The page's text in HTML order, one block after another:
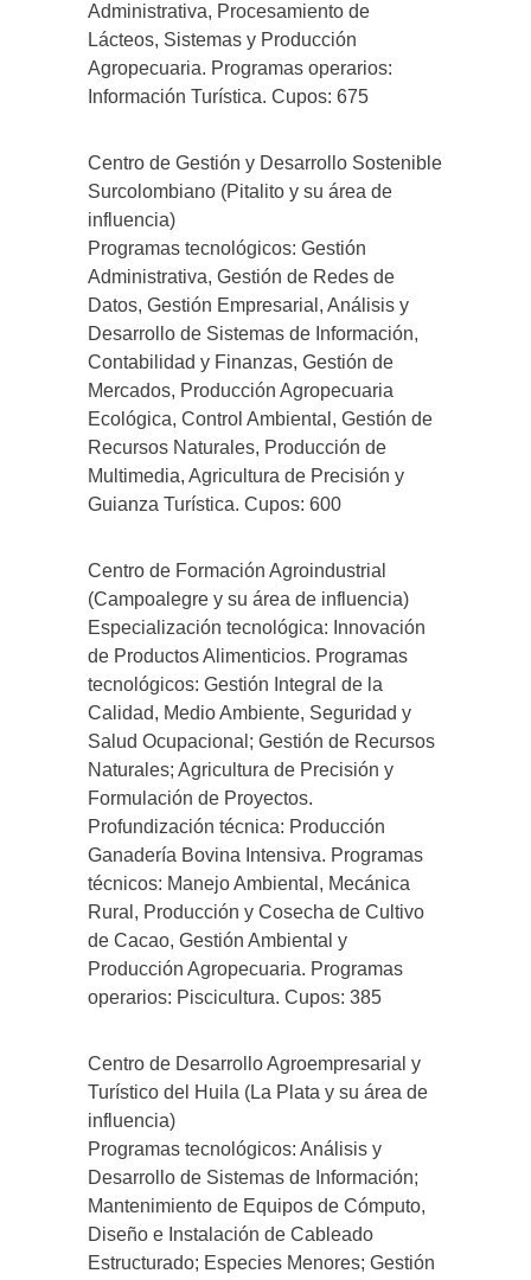
Administrativa, Procesamiento de
Lácteos, Sistemas y Producción
Agropecuaria. Programas operarios:
Información Turística. Cupos: 675
Centro de Gestión y Desarrollo Sostenible
Surcolombiano (Pitalito y su área de
influencia)
Programas tecnológicos: Gestión
Administrativa, Gestión de Redes de
Datos, Gestión Empresarial, Análisis y
Desarrollo de Sistemas de Información,
Contabilidad y Finanzas, Gestión de
Mercados, Producción Agropecuaria
Ecológica, Control Ambiental, Gestión de
Recursos Naturales, Producción de
Multimedia, Agricultura de Precisión y
Guianza Turística. Cupos: 600
Centro de Formación Agroindustrial
(Campoalegre y su área de influencia)
Especialización tecnológica: Innovación
de Productos Alimenticios. Programas
tecnológicos: Gestión Integral de la
Calidad, Medio Ambiente, Seguridad y
Salud Ocupacional; Gestión de Recursos
Naturales; Agricultura de Precisión y
Formulación de Proyectos.
Profundización técnica: Producción
Ganadería Bovina Intensiva. Programas
técnicos: Manejo Ambiental, Mecánica
Rural, Producción y Cosecha de Cultivo
de Cacao, Gestión Ambiental y
Producción Agropecuaria. Programas
operarios: Piscicultura. Cupos: 385
Centro de Desarrollo Agroempresarial y
Turístico del Huila (La Plata y su área de
influencia)
Programas tecnológicos: Análisis y
Desarrollo de Sistemas de Información;
Mantenimiento de Equipos de Cómputo,
Diseño e Instalación de Cableado
Estructurado; Especies Menores; Gestión